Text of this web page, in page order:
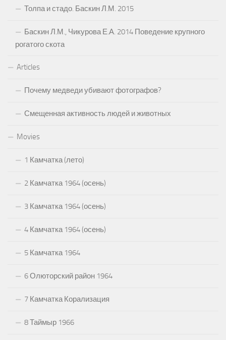
Толпа и стадо. Баскин Л.М. 2015
Баскин Л.М., Чикурова Е.А. 2014 Поведение крупного
рогатого скота
Articles
Почему медведи убивают фотографов?
Смещенная активность людей и животных
Movies
1 Камчатка (лето)
2 Камчатка 1964 (осень)
3 Камчатка 1964 (осень)
4 Камчатка 1964 (осень)
5 Камчатка 1964
6 Олюторский район 1964
7 Камчатка Корализация
8 Таймыр 1966